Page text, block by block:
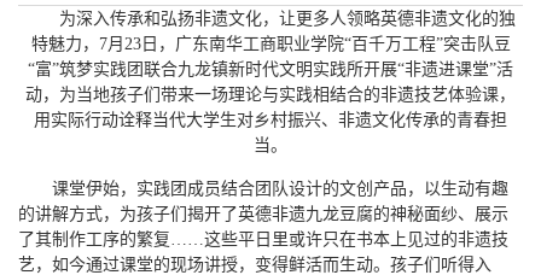
为深入传承和弘扬非遗文化，让更多人领略英德非遗文化的独
特魅力，7月23日，广东南华工商职业学院“百千万工程”突击队豆
“富”筑梦实践团联合九龙镇新时代文明实践所开展“非遗进课堂”活
动，为当地孩子们带来一场理论与实践相结合的非遗技艺体验课，
用实际行动诠释当代大学生对乡村振兴、非遗文化传承的青春担
当。
课堂伊始，实践团成员结合团队设计的文创产品，以生动有趣
的讲解方式，为孩子们揭开了英德非遗九龙豆腐的神秘面纱、展示
了其制作工序的繁复……这些平日里或许只在书本上见过的非遗技
艺，如今通过课堂的现场讲授，变得鲜活而生动。孩子们听得入